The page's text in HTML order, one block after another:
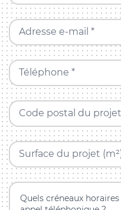
Adresse e-mail *
Téléphone *
Code postal du
Surface du projet
Quels créneaux